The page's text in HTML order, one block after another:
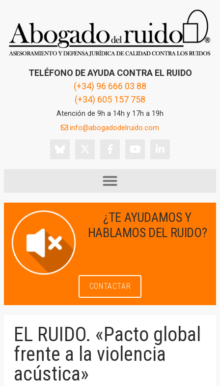
TELÉFONO DE AYUDA CONTRA EL RUIDO
(+34) 96 666 03 88
(+34) 605 157 758
Atención de 9h a 14h y 17h a 19h
info@abogadodelruido.com
¿TE AYUDAMOS Y
HABLAMOS DEL RUIDO?
CONTACTAR
EL RUIDO. «Pacto global
frente a la violencia
acústica»